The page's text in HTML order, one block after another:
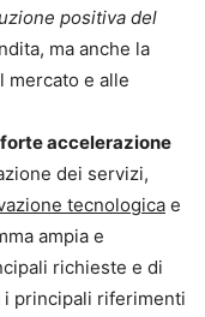
positiva del
ma anche la
mercato e alle
forte accelerazione
dei servizi,
tecnologica e
ampia e
richieste e di
principali riferimenti